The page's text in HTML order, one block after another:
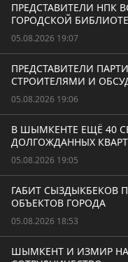
ПРЕДСТАВИТЕЛИ НПК
ГОРОДСКОЙ
05.08.2026 19:07
ПРЕДСТАВИТЕЛИ
СТРОИТЕЛЯМИ И
05.08.2026 19:06
В ШЫМКЕНТЕ ЕЩЁ 40
ДОЛГОЖДАННЫХ
05.08.2026 19:05
ГАБИТ СЫЗДЫКБЕКОВ
ОБЪЕКТОВ ГОРОДА
05.08.2026 18:53
ШЫМКЕНТ И ИЗМИР